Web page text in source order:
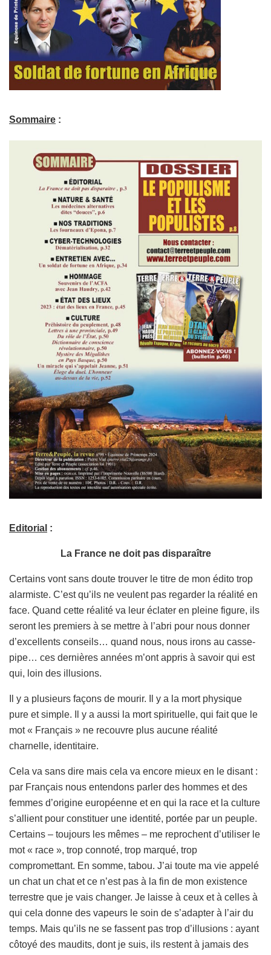
Sommaire :
Editorial :
La France ne doit pas disparaître
Certains vont sans doute trouver le titre de mon édito trop
alarmiste. C’est qu’ils ne veulent pas regarder la réalité en
face. Quand cette réalité va leur éclater en pleine figure, ils
seront les premiers à se mettre à l’abri pour nous donner
d’excellents conseils… quand nous, nous irons au casse-
pipe… ces dernières années m’ont appris à savoir qui est
qui, loin des illusions.
Il y a plusieurs façons de mourir. Il y a la mort physique
pure et simple. Il y a aussi la mort spirituelle, qui fait que le
mot « Français » ne recouvre plus aucune réalité
charnelle, identitaire.
Cela va sans dire mais cela va encore mieux en le disant :
par Français nous entendons parler des hommes et des
femmes d’origine européenne et en qui la race et la culture
s’allient pour constituer une identité, portée par un peuple.
Certains – toujours les mêmes – me reprochent d’utiliser le
mot « race », trop connoté, trop marqué, trop
compromettant. En somme, tabou. J’ai toute ma vie appelé
un chat un chat et ce n’est pas à la fin de mon existence
terrestre que je vais changer. Je laisse à ceux et à celles à
qui cela donne des vapeurs le soin de s’adapter à l’air du
temps. Mais qu’ils ne se fassent pas trop d’illusions : ayant
côtoyé des maudits, dont je suis, ils restent à jamais des